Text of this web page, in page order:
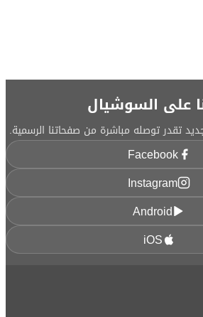
على السوشيال
تقدر توصله مباشرة من صفحاتنا الرسمية.
Facebook
Instagram
Android
iOS